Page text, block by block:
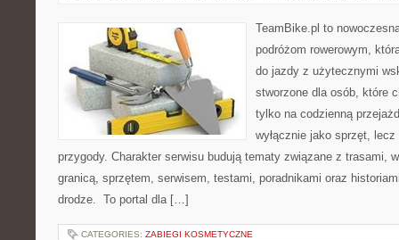
TeamBike.pl to
podróżom rowerowym,
do jazdy z użytecznymi
stworzone dla osób, które
tylko na codzienną
wyłącznie jako sprzęt,
przygody. Charakter serwisu budują tematy związane z trasami,
granicą, sprzętem, serwisem, testami, poradnikami oraz
drodze. To portal dla […]
CATEGORIES: ZABIEGI KOSMETYCZNE